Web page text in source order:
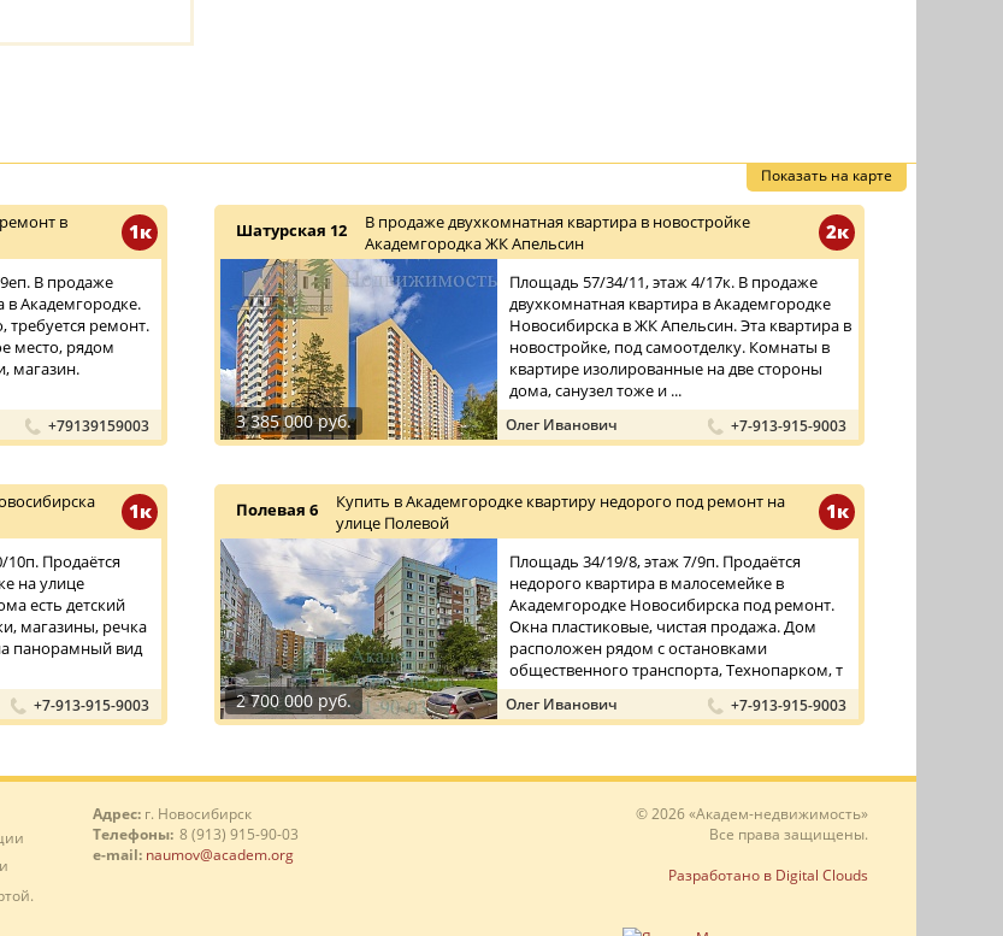
Показать на карте
1к
в
В продаже
в Академгородке.
требуется ремонт.
место, рядом
магазин.
+79139159003
2к
Шатурская 12
В продаже двухкомнатная квартира в новостройке
Академгородка ЖК Апельсин
3 385 000 руб.
Площадь 57/34/11, этаж 4/17к. В продаже
двухкомнатная квартира в Академгородке
Новосибирска в ЖК Апельсин. Эта квартира в
новостройке, под самоотделку. Комнаты в
квартире изолированные на две стороны
дома, санузел тоже и ...
Олег Иванович +7-913-915-9003
1к
Продаётся
на улице
есть детский
магазины, речка
панорамный вид
+7-913-915-9003
1к
Полевая 6
Купить в Академгородке квартиру недорого под ремонт на
улице Полевой
2 700 000 руб.
Площадь 34/19/8, этаж 7/9п. Продаётся
недорого квартира в малосемейке в
Академгородке Новосибирска под ремонт.
Окна пластиковые, чистая продажа. Дом
расположен рядом с остановками
общественного транспорта, Технопарком, т
...
Олег Иванович +7-913-915-9003
Адрес: г. Новосибирск
Телефоны: 8 (913) 915-90-03
e-mail: naumov@academ.org
© 2026 «Академ-недвижимость»
Все права защищены.
Разработано в Digital Clouds